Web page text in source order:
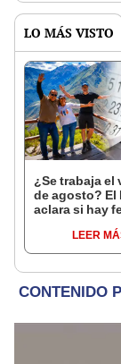
LO MÁS VISTO
¿Se trabaja el
de agosto? El
aclara si hay
del 6 deLEER